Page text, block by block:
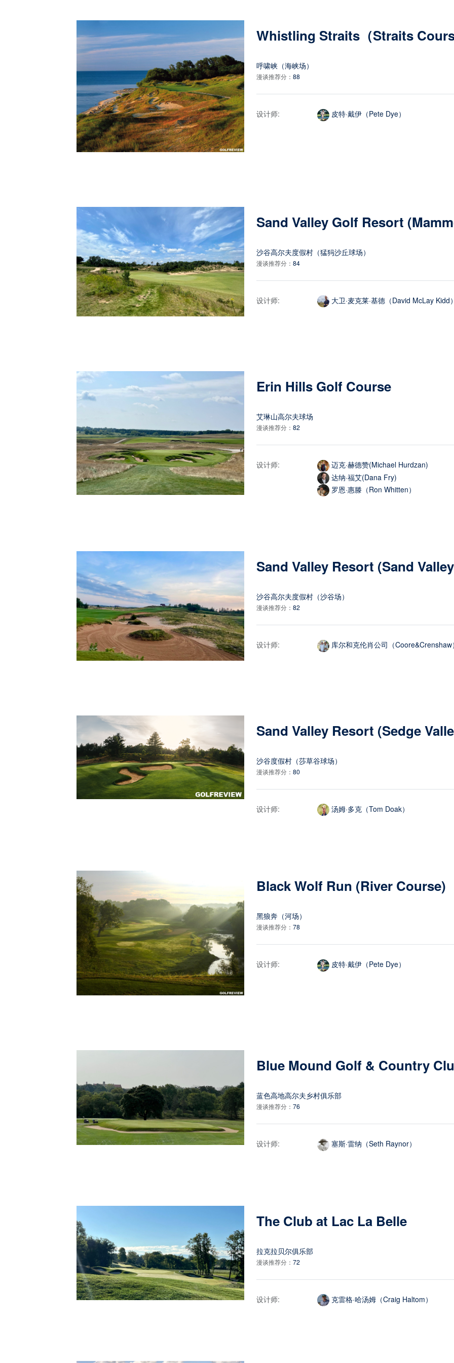
Whistling Straits（Straits
呼啸峡（海峡场）
漫谈推荐分：88
设计师: 皮特·戴伊（Pete Dye）
Sand Valley Golf Resort
沙谷高尔夫度假村（猛犸沙丘球场）
漫谈推荐分：84
设计师: 大卫·麦克莱·基德（David McLay Kidd）
Erin Hills Golf Course
艾琳山高尔夫球场
漫谈推荐分：82
设计师:
迈克·赫德赞(Michael Hurdzan)
达纳·福艾(Dana Fry)
罗恩·惠滕（Ron Whitten）
Sand Valley Resort (Sand
沙谷高尔夫度假村（沙谷场）
漫谈推荐分：82
设计师: 库尔和克伦肖公司（Coore&Crenshaw）
Sand Valley Resort (Sedge
沙谷度假村（莎草谷球场）
漫谈推荐分：80
设计师: 汤姆·多克（Tom Doak）
Black Wolf Run (River Course)
黑狼奔（河场）
漫谈推荐分：78
设计师: 皮特·戴伊（Pete Dye）
Blue Mound Golf & Country
蓝色高地高尔夫乡村俱乐部
漫谈推荐分：76
设计师: 塞斯·雷纳（Seth Raynor）
The Club at Lac La Belle
拉克拉贝尔俱乐部
漫谈推荐分：72
设计师: 克雷格·哈汤姆（Craig Haltom）